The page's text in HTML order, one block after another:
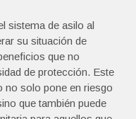
sistema de asilo al
su situación de
que no
de protección. Este
no solo pone en riesgo
que también puede